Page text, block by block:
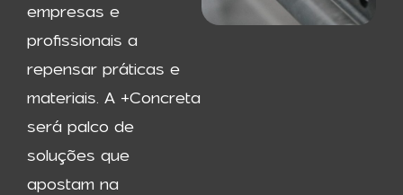
empresas e
profissionais a
repensar práticas e
materiais. A +Concreta
será palco de
soluções que
apostam na